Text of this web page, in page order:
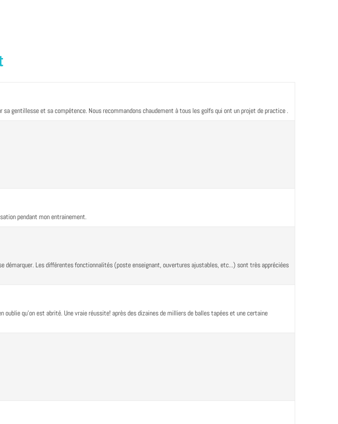
gentillesse et sa compétence. Nous recommandons chaudement à tous les golfs qui ont un projet de practice .
pendant mon entrainement.
Les différentes fonctionnalités (poste enseignant, ouvertures ajustables, etc...) sont très appréciées
qu'on est abrité. Une vraie réussite! après des dizaines de milliers de balles tapées et une certaine